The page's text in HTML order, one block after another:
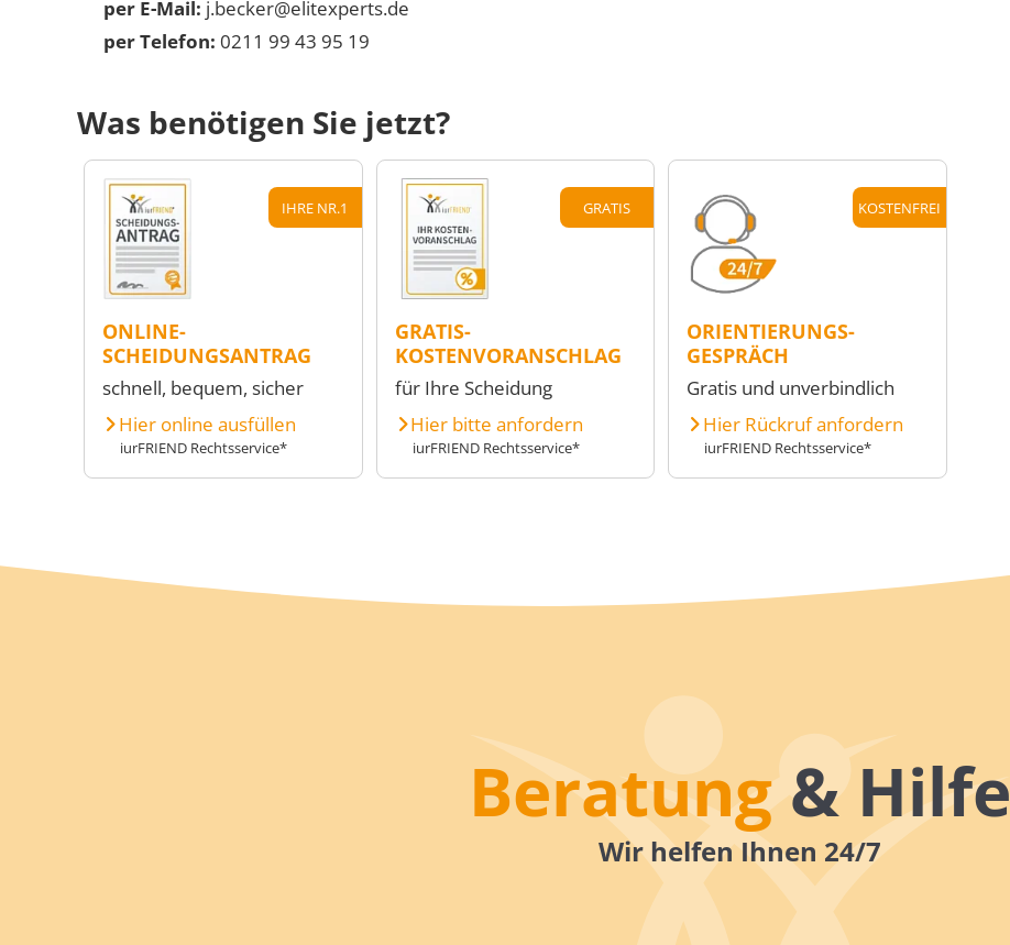
per E-Mail: j.becker@elitexperts.de
per Telefon: 0211 99 43 95 19
Was benötigen Sie jetzt?
IHRE NR.1
ONLINE-
SCHEIDUNGSANTRAG
schnell, bequem, sicher
Hier online ausfüllen
iurFRIEND Rechtsservice*
GRATIS
GRATIS-
KOSTENVORANSCHLAG
für Ihre Scheidung
Hier bitte anfordern
iurFRIEND Rechtsservice*
KOSTENFREI
ORIENTIERUNGS-
GESPRÄCH
Gratis und unverbindlich
Hier Rückruf anfordern
iurFRIEND Rechtsservice*
Beratung& Hilfe
Wir helfen Ihnen 24/7